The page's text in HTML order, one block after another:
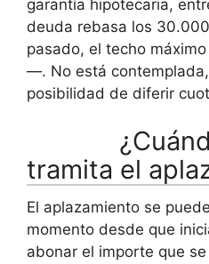
garantía hipotecaria,
deuda rebasa los
pasado, el techo
—. No está
posibilidad de diferir
¿Cuándo
tramita el
El aplazamiento se
momento desde que
abonar el importe que